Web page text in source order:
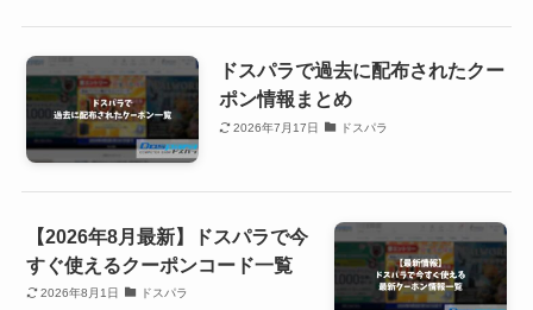
ドスパラで過去に配布されたクー
ポン情報まとめ
2026年7月17日 ドスパラ
【2026年8月最新】ドスパラで今
すぐ使えるクーポンコード一覧
2026年8月1日 ドスパラ